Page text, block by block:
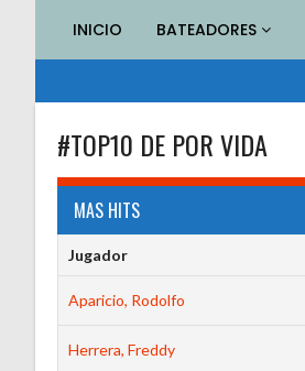
contenido
INICIO BATEADORES
#TOP10 DE POR VIDA
MAS HITS
Jugador
Aparicio, Rodolfo
Herrera, Freddy